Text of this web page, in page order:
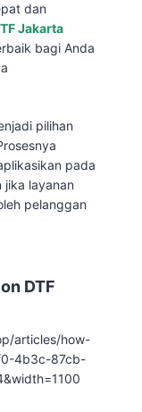
dan
Jakarta
bagi Anda
pilihan
pada
jika layanan
pelanggan
DTF